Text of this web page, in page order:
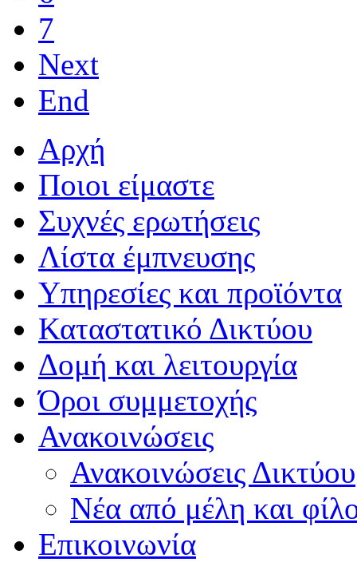
7
Next
End
Αρχή
Ποιοι είμαστε
Συχνές ερωτήσεις
Λίστα έμπνευσης
Υπηρεσίες και προϊόντα
Καταστατικό Δικτύου
Δομή και λειτουργία
Όροι συμμετοχής
Ανακοινώσεις
Ανακοινώσεις Δικτύου
Νέα από μέλη και
Επικοινωνία